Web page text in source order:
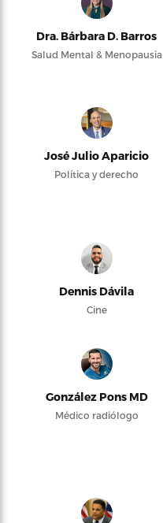
Dra. Bárbara D. Barros
Salud Mental & Menopausia
José Julio Aparicio
Política y derecho
Dennis Dávila
Cine
González Pons MD
Médico radiólogo